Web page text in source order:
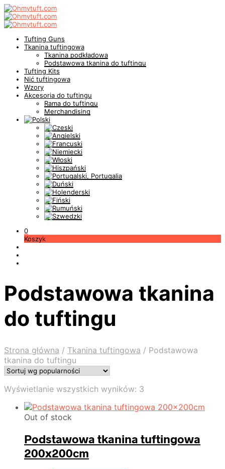
Tufting Guns
Tkanina tuftingowa
Tkanina podkładowa
Podstawowa tkanina do tuftingu
Tufting Kits
Nić tuftingowa
Wzory
Akcesoria do tuftingu
Rama do tuftingu
Merchandising
0
Koszyk
Podstawowa tkanina
do tuftingu
Strona główna / Tkanina tuftingowa / Podstawowa
tkanina do tuftingu
Wyświetlanie wszystkich wyników: 3
popularności
Out of stock
Podstawowa tkanina tuftingowa
200x200cm